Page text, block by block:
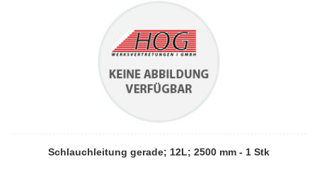
Schlauchleitung gerade; 12L; 2500 mm - 1 Stk